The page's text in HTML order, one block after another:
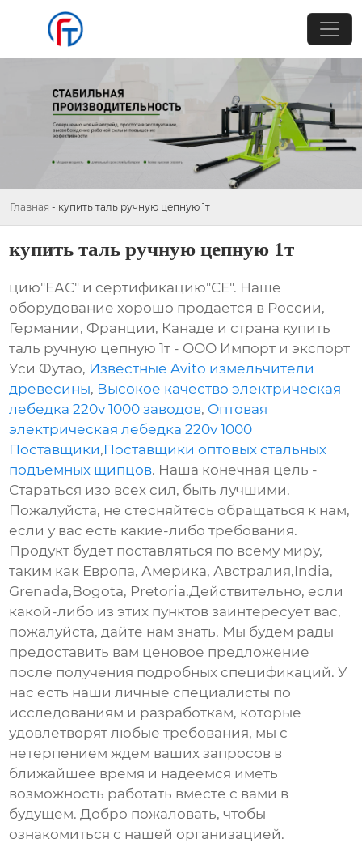
Главная - купить таль ручную цепную 1т
купить таль ручную цепную 1т
цию"ЕАС" и сертификацию"СЕ". Наше
оборудование хорошо продается в России,
Германии, Франции, Канаде и страна купить
таль ручную цепную 1т - ООО Импорт и экспорт
Уси Футао, Известные Avito измельчители
древесины, Высокое качество электрическая
лебедка 220v 1000 заводов, Оптовая
электрическая лебедка 220v 1000
Поставщики,Поставщики оптовых стальных
подъемных щипцов. Наша конечная цель -
Стараться изо всех сил, быть лучшими.
Пожалуйста, не стесняйтесь обращаться к нам,
если у вас есть какие-либо требования.
Продукт будет поставляться по всему миру,
таким как Европа, Америка, Австралия,India,
Grenada,Bogota, Pretoria.Действительно, если
какой-либо из этих пунктов заинтересует вас,
пожалуйста, дайте нам знать. Мы будем рады
предоставить вам ценовое предложение
после получения подробных спецификаций. У
нас есть наши личные специалисты по
исследованиям и разработкам, которые
удовлетворят любые требования, мы с
нетерпением ждем ваших запросов в
ближайшее время и надеемся иметь
возможность работать вместе с вами в
будущем. Добро пожаловать, чтобы
ознакомиться с нашей организацией.